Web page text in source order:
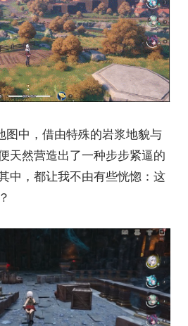
图中，借由特殊的岩浆地貌与
天然营造出了一种步步紧逼的
中，都让我不由有些恍惚：这